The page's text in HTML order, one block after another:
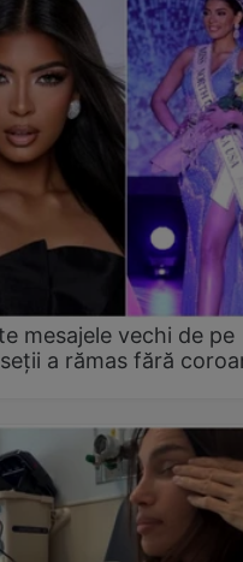
mesajele vechi de pe
a rămas fără